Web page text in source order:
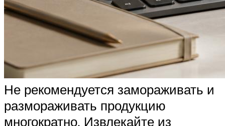
Не рекомендуется замораживать и
размораживать продукцию
многократно. Извлекайте из